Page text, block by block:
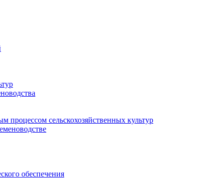
процессом сельскохозяйственных культур
обеспечения